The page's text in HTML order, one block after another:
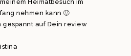
Heimatbesuch im
nehmen kann 🙂
gespannt auf Dein review